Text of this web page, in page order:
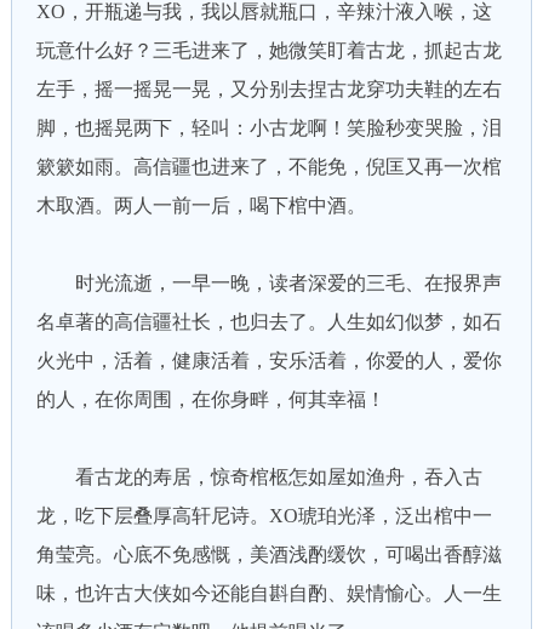
XO，开瓶递与我，我以唇就瓶口，辛辣汁液入喉，这
玩意什么好？三毛进来了，她微笑盯着古龙，抓起古龙
左手，摇一摇晃一晃，又分别去捏古龙穿功夫鞋的左右
脚，也摇晃两下，轻叫：小古龙啊！笑脸秒变哭脸，泪
簌簌如雨。高信疆也进来了，不能免，倪匡又再一次棺
木取酒。两人一前一后，喝下棺中酒。
时光流逝，一早一晚，读者深爱的三毛、在报界声
名卓著的高信疆社长，也归去了。人生如幻似梦，如石
火光中，活着，健康活着，安乐活着，你爱的人，爱你
的人，在你周围，在你身畔，何其幸福！
看古龙的寿居，惊奇棺柩怎如屋如渔舟，吞入古
龙，吃下层叠厚高轩尼诗。XO琥珀光泽，泛出棺中一
角莹亮。心底不免感慨，美酒浅酌缓饮，可喝出香醇滋
味，也许古大侠如今还能自斟自酌、娱情愉心。人一生